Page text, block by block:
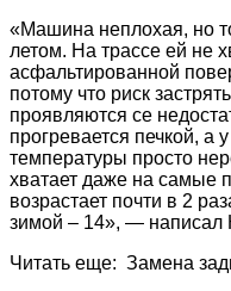
«Машина неплохая, но
летом. На трассе ей не
асфальтированной
потому что риск
проявляются се
прогревается печкой, а
температуры просто
хватает даже на самые
возрастает почти в 2
зимой – 14», — написал
Читать еще: Замена